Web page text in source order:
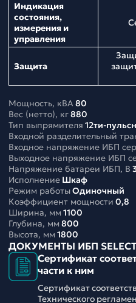
Индикация
состояния,
измерения и
управления
Защита
Мощность, кВА80
Вес (нетто), кг880
Тип выпрямителя 12ти-
Входной разделительный
Входное напряжение ИБП
Выходное напряжение ИБП
Напряжение батареи ИБП, В
Исполнение Шкаф
Режим работыОдиночный
Коэффициент мощности 0,8
Ширина, мм 1100
Глубина, мм 800
Высота, мм 1800
ДОКУМЕНТЫ ИБП
Сертификат
части к ним
Сертификат
Технического